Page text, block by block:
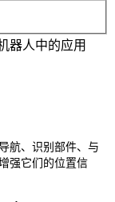
器人中的应用
航、识别部件、与
强它们的位置信